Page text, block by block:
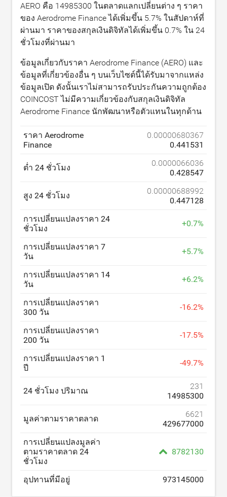
AERO คือ 14985300 ในตลาดแลกเปลี่ยนต่าง ๆ ราคา
ของ Aerodrome Finance ได้เพิ่มขึ้น 5.7% ในสัปดาห์ที่
ผ่านมา ราคาของสกุลเงินดิจิทัลได้เพิ่มขึ้น 0.7% ใน 24
ชั่วโมงที่ผ่านมา
ข้อมูลเกี่ยวกับราคา Aerodrome Finance (AERO) และ
ข้อมูลที่เกี่ยวข้องอื่น ๆ บนเว็บไซต์นี้ได้รับมาจากแหล่ง
ข้อมูลเปิด ดังนั้นเราไม่สามารถรับประกันความถูกต้อง
COINCOST ไม่มีความเกี่ยวข้องกับสกุลเงินดิจิทัล
Aerodrome Finance นักพัฒนาหรือตัวแทนในทุกด้าน
ราคา Aerodrome
Finance
0.00000680367
0.441531
ต่ำ 24 ชั่วโมง
0.0000066036
0.428547
สูง 24 ชั่วโมง
0.00000688992
0.447128
การเปลี่ยนแปลงราคา 24
ชั่วโมง
+0.7%
การเปลี่ยนแปลงราคา 7
วัน
+5.7%
การเปลี่ยนแปลงราคา 14
วัน
+6.2%
การเปลี่ยนแปลงราคา
300 วัน
-16.2%
การเปลี่ยนแปลงราคา
200 วัน
-17.5%
การเปลี่ยนแปลงราคา 1
ปี
-49.7%
24 ชั่วโมง ปริมาณ
231
14985300
มูลค่าตามราคาตลาด
6621
429677000
การเปลี่ยนแปลงมูลค่า
ตามราคาตลาด 24
ชั่วโมง
8782130
อุปทานที่มีอยู่ 973145000